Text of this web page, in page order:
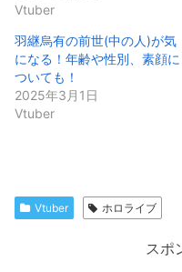
Vtuber
羽継烏有の前世(中の人)が気
になる！年齢や性別、素顔に
ついても！
2025年3月1日
Vtuber
Vtuber ホロライブ
スポ